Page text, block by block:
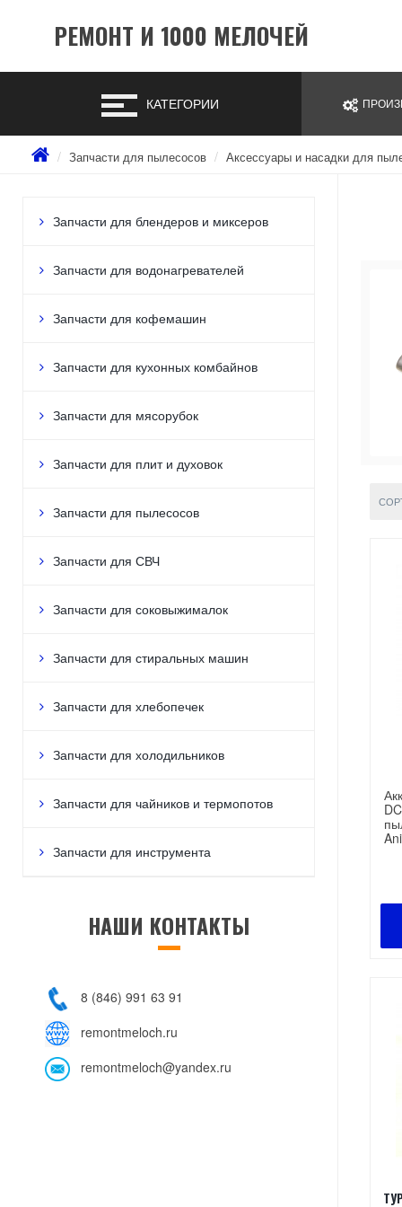
РЕМОНТ И 1000 МЕЛОЧЕЙ
КАТЕГОРИИ
Запчасти для пылесосов Аксессуары и насадки для
Запчасти для блендеров и миксеров
Запчасти для водонагревателей
Запчасти для кофемашин
Запчасти для кухонных комбайнов
Запчасти для мясорубок
Запчасти для плит и духовок
Запчасти для пылесосов
Запчасти для СВЧ
Запчасти для соковыжималок
Запчасти для стиральных машин
Запчасти для хлебопечек
Запчасти для холодильников
Запчасти для чайников и термопотов
Запчасти для инструмента
НАШИ КОНТАКТЫ
8 (846) 991 63 91
remontmeloch.ru
remontmeloch@yandex.ru